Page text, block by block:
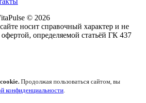
© 2026
носит справочный характер и не
определяемой статьёй ГК 437
Продолжая пользоваться сайтом, вы
конфиденциальности.